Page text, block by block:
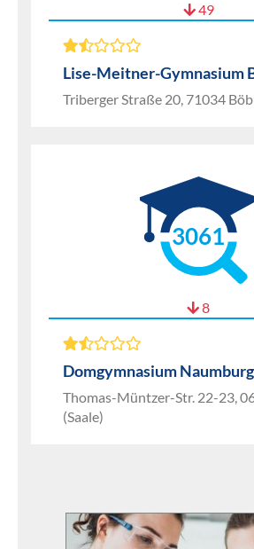
49
Lise-Meitner-Gymnasium
Triberger Straße 20, 71034
3061
8
Domgymnasium Naumburg
Thomas-Müntzer-Str. 22-23,
(Saale)